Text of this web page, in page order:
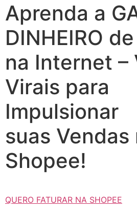
Aprenda a
DINHEIRO
na Internet –
Virais para
Impulsionar
suas Vendas
Shopee!
QUERO FATURAR NA SHOPEE